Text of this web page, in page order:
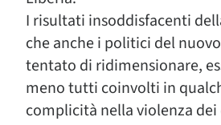
I risultati insoddisfacenti
che anche i politici del
tentato di ridimensionare,
meno tutti coinvolti in
complicità nella violenza dei